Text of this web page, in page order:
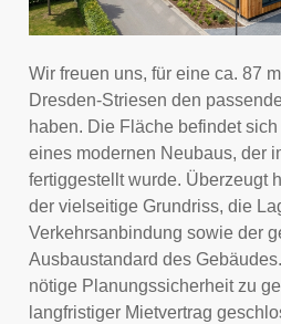
Wir freuen uns, für eine ca. 87
Dresden-Striesen den
haben. Die Fläche befindet
eines modernen Neubaus, der
fertiggestellt wurde. Überzeugt
der vielseitige Grundriss, die
Verkehrsanbindung sowie der
Ausbaustandard des
nötige Planungssicherheit zu
langfristiger Mietvertrag